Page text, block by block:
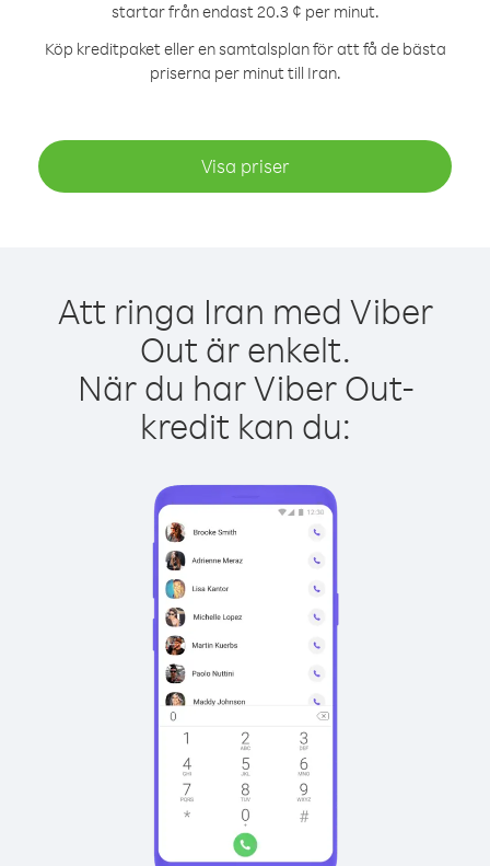
startar från endast 20.3 ¢ per minut.
Köp kreditpaket eller en samtalsplan för att få de bästa
priserna per minut till Iran.
Visa priser
Att ringa Iran med Viber
Out är enkelt.
När du har Viber Out-
kredit kan du: